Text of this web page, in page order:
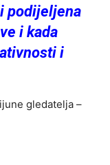
podijeljena
i kada
i
gledatelja –